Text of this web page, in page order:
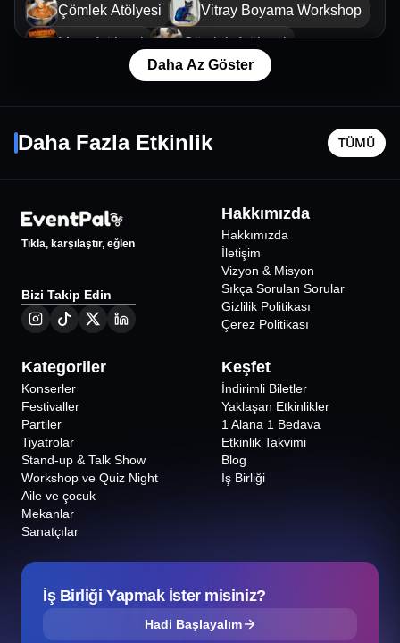
Çömlek Atölyesi Vitray Boyama Workshop
Mum Atölyesi Çömlek Atölyesi
Vitray Boyama Workshop
Daha Az Göster
Daha Fazla Etkinlik TÜMÜ
İstanbul
Bostancı Gösteri Merkezi
5 Eylül
İstanbul
Tıkla, karşılaştır, eğlen
Bizi Takip Edin
Hakkımızda
Hakkımızda
İletişim
Vizyon & Misyon
Sıkça Sorulan Sorular
Gizlilik Politikası
Çerez Politikası
Kategoriler
Konserler
Festivaller
Partiler
Tiyatrolar
Stand-up & Talk Show
Workshop ve Quiz Night
Aile ve çocuk
Mekanlar
Sanatçılar
Keşfet
İndirimli Biletler
Yaklaşan Etkinlikler
1 Alana 1 Bedava
Etkinlik Takvimi
Blog
İş Birliği
İş Birliği Yapmak İster misiniz?
Hadi Başlayalım